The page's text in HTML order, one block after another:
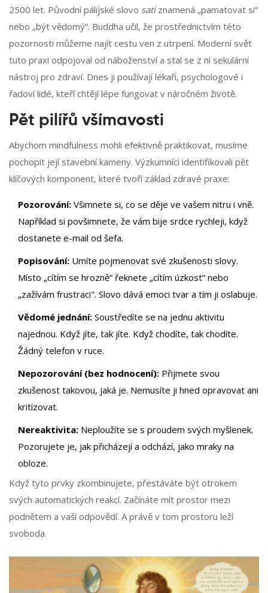
2500 let. Původní pálijské slovo satiznamená „pamatovat si“
nebo „být vědomý“. Buddha učil, že prostřednictvím této
pozornosti můžeme najít cestu ven z utrpení. Moderní svět
tuto praxi odpojoval od náboženství a stal se z ní sekulární
nástroj pro zdraví. Dnes ji používají lékaři, psychologové i
řadoví lidé, kteří chtějí lépe fungovat v náročném životě.
Pět pilířů všímavosti
Abychom mindfulness mohli efektivně praktikovat, musíme
pochopit její stavební kameny. Výzkumníci identifikovali pět
klíčových komponent, které tvoří základ zdravé praxe:
Pozorování: Všimnete si, co se děje ve vašem nitru i vně.
Například si povšimnete, že vám bije srdce rychleji, když
dostanete e-mail od šefa.
Popisování: Umíte pojmenovat své zkušenosti slovy.
Místo „cítím se hrozně“ řeknete „cítím úzkost“ nebo
„zažívám frustraci". Slovo dává emoci tvar a tím ji oslabuje.
Vědomé jednání: Soustředíte se na jednu aktivitu
najednou. Když jíte, tak jíte. Když chodíte, tak chodíte.
Žádný telefon v ruce.
Nepozorování (bez hodnocení): Přijmete svou
zkušenost takovou, jaká je. Nemusíte ji hned opravovat ani
kritizovat.
Nereaktivita: Neploužíte se s proudem svých myšlenek.
Pozorujete je, jak přicházejí a odchází, jako mraky na
obloze.
Když tyto prvky zkombinujete, přestáváte být otrokem
svých automatických reakcí. Začínáte mít prostor mezi
podnětem a vaší odpovědí. A právě v tom prostoru leží
svoboda.